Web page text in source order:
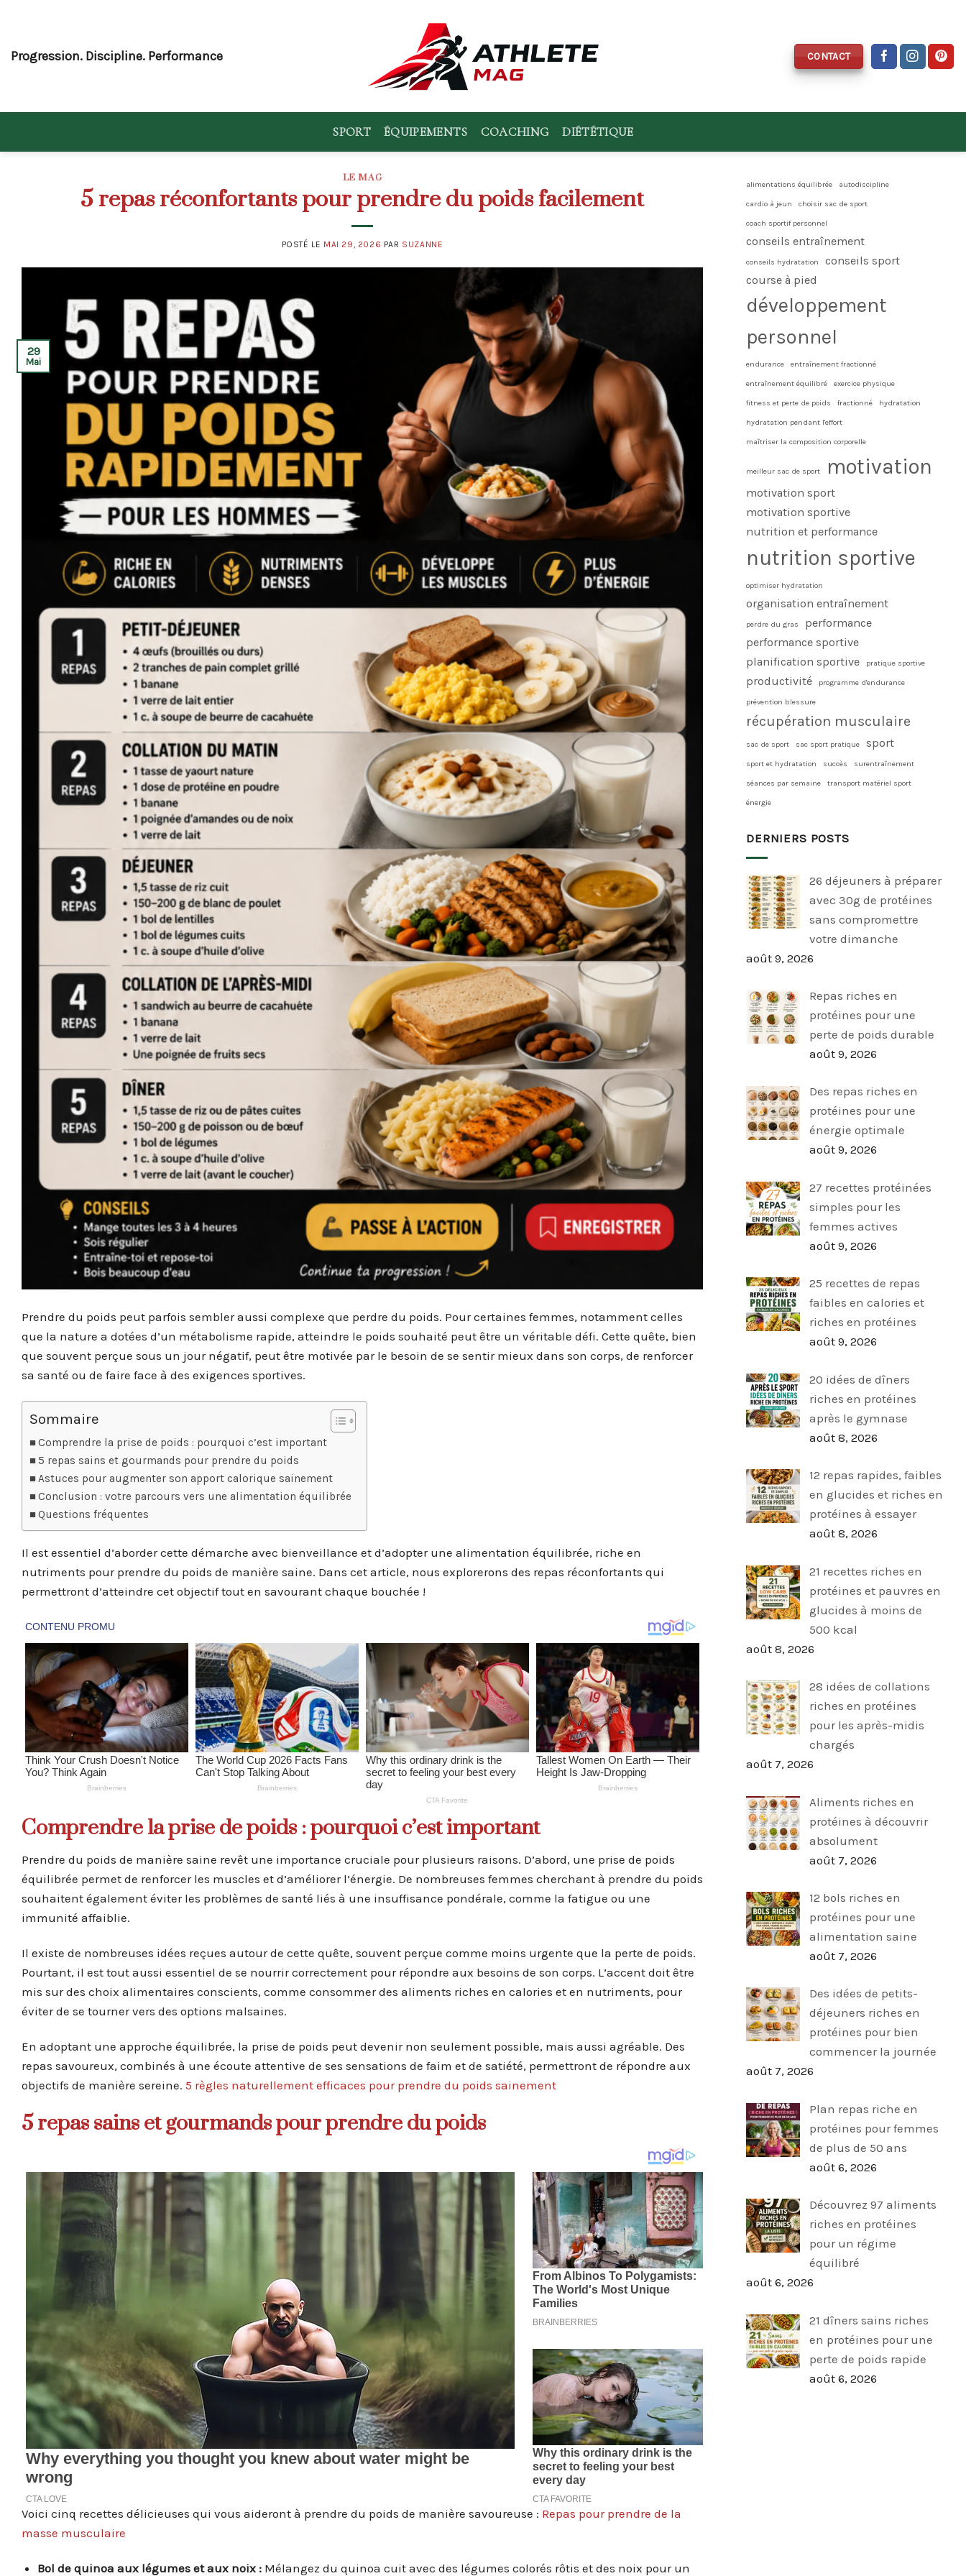
content
Progression. Discipline. Performance CONTACT
SPORT ÉQUIPEMENTS COACHING DIÉTÉTIQUE
LE MAG
5 repas réconfortants pour prendre du poids facilement
POSTÉ LE MAI 29, 2026 PAR SUZANNE
29
Mai
Prendre du poids peut parfois sembler aussi complexe que perdre du poids. Pour certaines femmes, notamment celles
que la nature a dotées d’un métabolisme rapide, atteindre le poids souhaité peut être un véritable défi. Cette quête, bien
que souvent perçue sous un jour négatif, peut être motivée par le besoin de se sentir mieux dans son corps, de renforcer
sa santé ou de faire face à des exigences sportives.
Sommaire
Comprendre la prise de poids : pourquoi c’est important
5 repas sains et gourmands pour prendre du poids
Astuces pour augmenter son apport calorique sainement
Conclusion : votre parcours vers une alimentation équilibrée
Questions fréquentes
Il est essentiel d’aborder cette démarche avec bienveillance et d’adopter une alimentation équilibrée, riche en
nutriments pour prendre du poids de manière saine. Dans cet article, nous explorerons des repas réconfortants qui
permettront d’atteindre cet objectif tout en savourant chaque bouchée !
Comprendre la prise de poids : pourquoi c’est important
Prendre du poids de manière saine revêt une importance cruciale pour plusieurs raisons. D’abord, une prise de poids
équilibrée permet de renforcer les muscles et d’améliorer l’énergie. De nombreuses femmes cherchant à prendre du poids
souhaitent également éviter les problèmes de santé liés à une insuffisance pondérale, comme la fatigue ou une
immunité affaiblie.
Il existe de nombreuses idées reçues autour de cette quête, souvent perçue comme moins urgente que la perte de poids.
Pourtant, il est tout aussi essentiel de se nourrir correctement pour répondre aux besoins de son corps. L’accent doit être
mis sur des choix alimentaires conscients, comme consommer des aliments riches en calories et en nutriments, pour
éviter de se tourner vers des options malsaines.
En adoptant une approche équilibrée, la prise de poids peut devenir non seulement possible, mais aussi agréable. Des
repas savoureux, combinés à une écoute attentive de ses sensations de faim et de satiété, permettront de répondre aux
objectifs de manière sereine. 5 règles naturellement efficaces pour prendre du poids sainement
5 repas sains et gourmands pour prendre du poids
Voici cinq recettes délicieuses qui vous aideront à prendre du poids de manière savoureuse : Repas pour prendre de la
masse musculaire
Bol de quinoa aux légumes et aux noix : Mélangez du quinoa cuit avec des légumes colorés rôtis et des noix pour un
alimentations équilibrée autodiscipline
cardio à jeun choisir sac de sport
coach sportif personnel
conseils entraînement
conseils hydratation
conseils sport
course à pied
développement
personnel
endurance entraînement fractionné
entraînement équilibré exercice physique
fitness et perte de poids fractionné hydratation
hydratation pendant l'effort
maîtriser la composition corporelle
meilleur sac de sport motivation
motivation sport
motivation sportive
nutrition et performance
nutrition sportive
optimiser hydratation
organisation entraînement
perdre du gras
performance
performance sportive
planification sportive
pratique sportive
productivité programme d'endurance
prévention blessure
récupération musculaire
sac de sport sac sport pratique sport
sport et hydratation succès surentraînement
séances par semaine transport matériel sport
énergie
DERNIERS POSTS
26 déjeuners à préparer
avec 30g de protéines
sans compromettre
votre dimanche
août 9, 2026
Repas riches en
protéines pour une
perte de poids durable
août 9, 2026
Des repas riches en
protéines pour une
énergie optimale
août 9, 2026
27 recettes protéinées
simples pour les
femmes actives
août 9, 2026
25 recettes de repas
faibles en calories et
riches en protéines
août 9, 2026
20 idées de dîners
riches en protéines
après le gymnase
août 8, 2026
12 repas rapides, faibles
en glucides et riches en
protéines à essayer
août 8, 2026
21 recettes riches en
protéines et pauvres en
glucides à moins de
500 kcal
août 8, 2026
28 idées de collations
riches en protéines
pour les après-midis
chargés
août 7, 2026
Aliments riches en
protéines à découvrir
absolument
août 7, 2026
12 bols riches en
protéines pour une
alimentation saine
août 7, 2026
Des idées de petits-
déjeuners riches en
protéines pour bien
commencer la journée
août 7, 2026
Plan repas riche en
protéines pour femmes
de plus de 50 ans
août 6, 2026
Découvrez 97 aliments
riches en protéines
pour un régime
équilibré
août 6, 2026
21 dîners sains riches
en protéines pour une
perte de poids rapide
août 6, 2026